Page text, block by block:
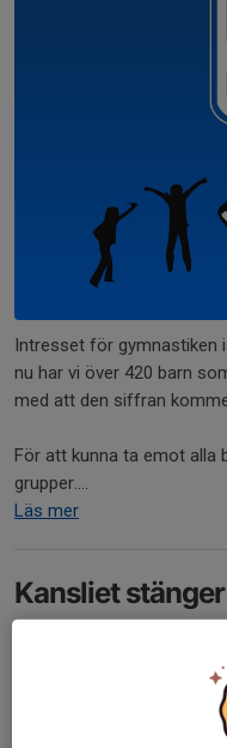
Intresset för
nu har vi över 420 barn
med att den siffran
För att kunna ta emot alla
grupper....
Läs mer
Kansliet
Kansliet har